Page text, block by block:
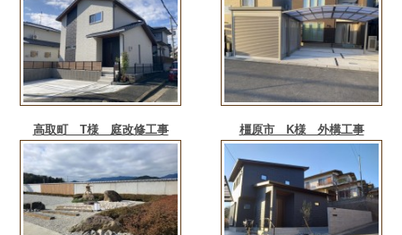
高取町 T様 庭改修工事 橿原市 K様 外構工事